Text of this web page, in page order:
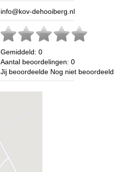
info@kov-dehooiberg.nl
Gemiddeld: 0
Aantal beoordelingen: 0
Jij beoordeelde Nog niet beoordeeld